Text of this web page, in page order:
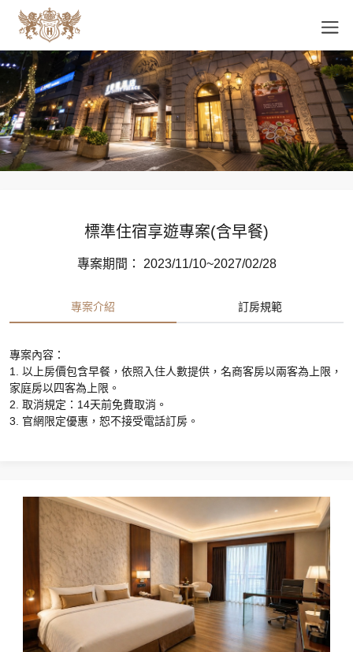
標準住宿享遊專案(含早餐)
專案期間： 2023/11/10~2027/02/28
專案介紹 訂房規範
專案內容：
1. 以上房價包含早餐，依照入住人數提供，名商客房以兩客為上限，
家庭房以四客為上限。
2. 取消規定：14天前免費取消。
3. 官網限定優惠，恕不接受電話訂房。